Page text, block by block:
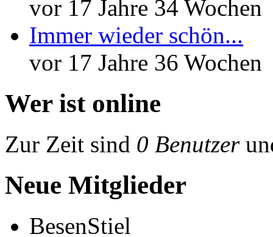
vor 17 Jahre 34 Wochen
Immer wieder schön...
vor 17 Jahre 36 Wochen
Wer ist online
Zur Zeit sind 0 Benutzer
Neue Mitglieder
BesenStiel